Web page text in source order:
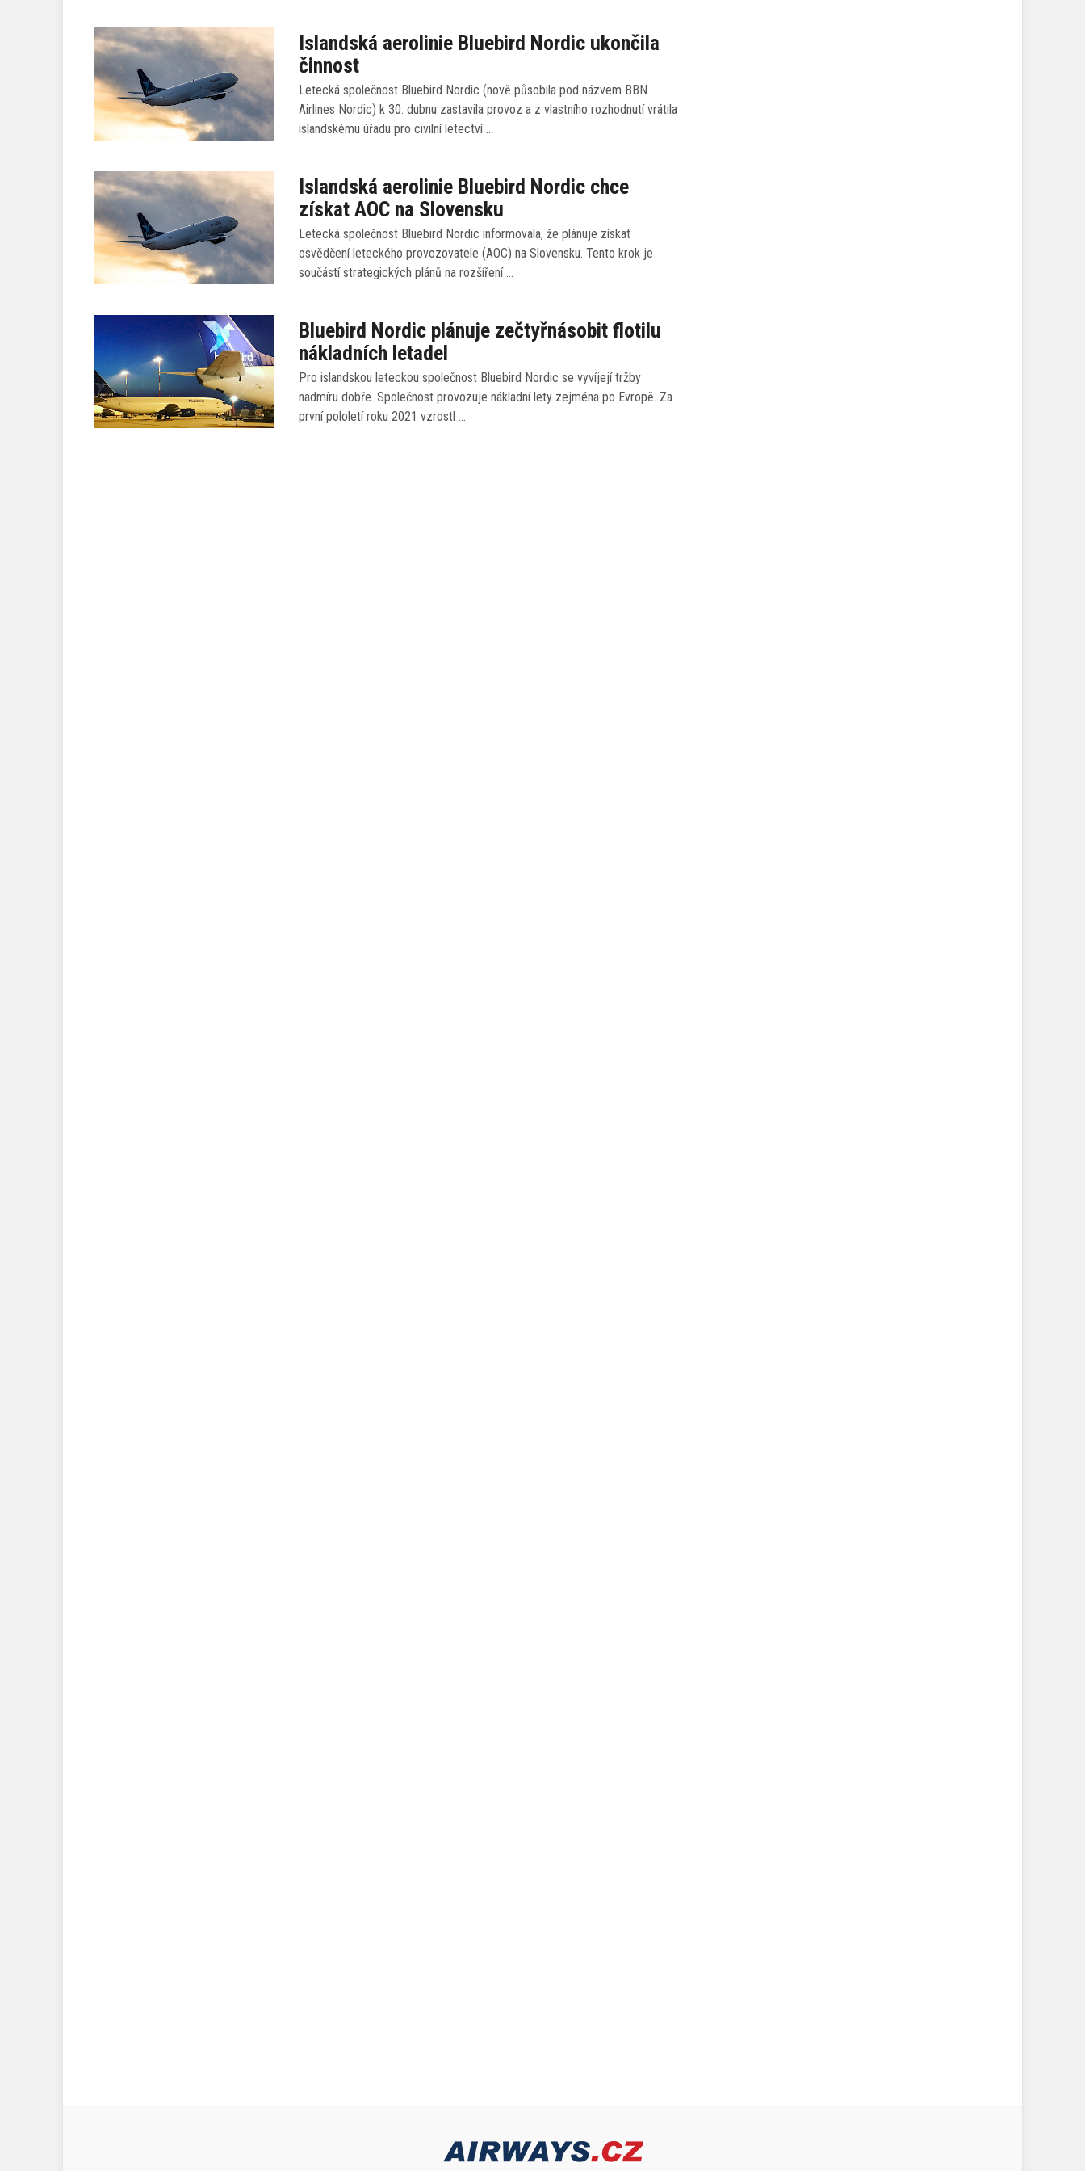
Islandská aerolinie Bluebird Nordic ukončila
činnost
Letecká společnost Bluebird Nordic (nově působila pod názvem BBN
Airlines Nordic) k 30. dubnu zastavila provoz a z vlastního rozhodnutí vrátila
islandskému úřadu pro civilní letectví …
Islandská aerolinie Bluebird Nordic chce
získat AOC na Slovensku
Letecká společnost Bluebird Nordic informovala, že plánuje získat
osvědčení leteckého provozovatele (AOC) na Slovensku. Tento krok je
součástí strategických plánů na rozšíření …
Bluebird Nordic plánuje zečtyřnásobit flotilu
nákladních letadel
Pro islandskou leteckou společnost Bluebird Nordic se vyvíjejí tržby
nadmíru dobře. Společnost provozuje nákladní lety zejména po Evropě. Za
první pololetí roku 2021 vzrostl …